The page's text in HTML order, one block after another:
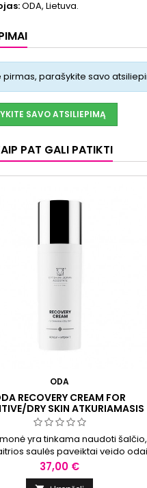
ODA, Lietuva.
pirmas, parašykite savo
SAVO ATSILIEPIMĄ
PAT GALI PATIKTI
ODA
RECOVERY CREAM FOR
DRY SKIN ATKURIAMASIS
SAUSAI/JAUTRIAI ODAI, 50 ML
yra tinkama naudoti šalčio,
saulės paveiktai veido
pat po odos šveitimo rūgštimi
kai veido oda yra sausa, jautri
Kaina
37,00 €